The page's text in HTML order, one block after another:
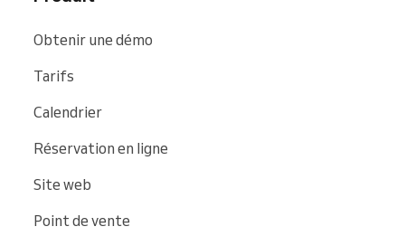
Obtenir une démo
Tarifs
Calendrier
Réservation en ligne
Site web
Point de vente